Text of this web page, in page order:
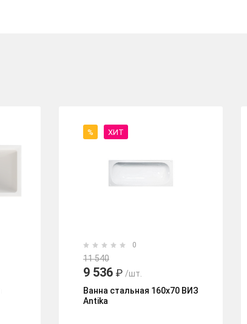
% ХИТ
0
11 540
9 536 ₽ /шт.
Ванна стальная 160х70 ВИЗ
Antika